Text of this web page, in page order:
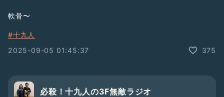
軟骨〜
#十九人
2025-09-05 01:45:37
375
必殺！十九人の3F無敵ラジオ